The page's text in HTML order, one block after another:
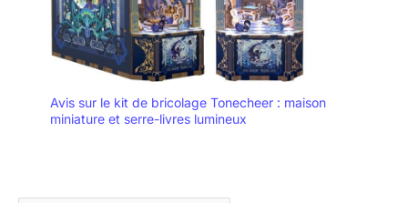
Avis sur le kit de bricolage Tonecheer : maison
miniature et serre-livres lumineux